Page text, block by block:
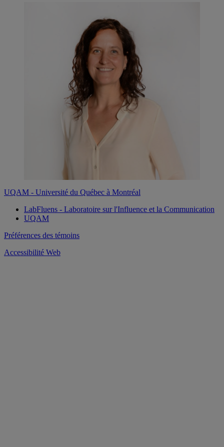
UQAM - Université du Québec à Montréal
LabFluens - Laboratoire sur l'Influence et la Communication
UQAM
Préférences des témoins
Accessibilité Web